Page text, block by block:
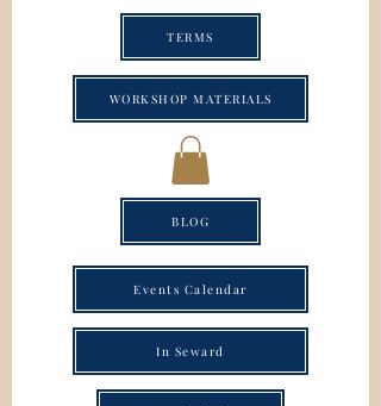
Events Calendar
In Seward
BLOG
TERMS
WORKSHOP MATERIALS